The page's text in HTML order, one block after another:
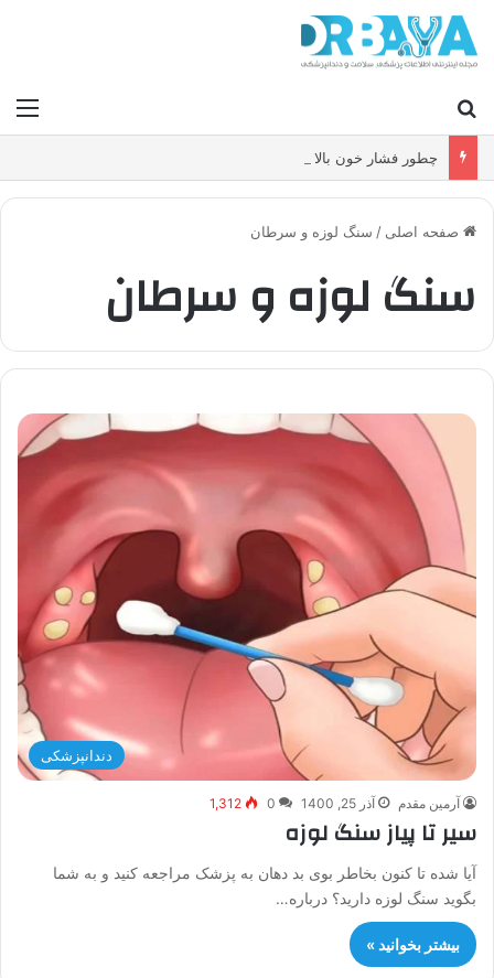
صفحه اصلی / سنگ لوزه و سرطان
سنگ لوزه و سرطان
دندانپزشکی
آرمین مقدم آذر 25, 1400 0
1,312
سیر تا پیاز سنگ لوزه
آیا شده تا کنون بخاطر بوی بد دهان به پزشک مراجعه کنید و به شما
بگوید سنگ لوزه دارید؟ درباره…
بیشتر بخوانید »